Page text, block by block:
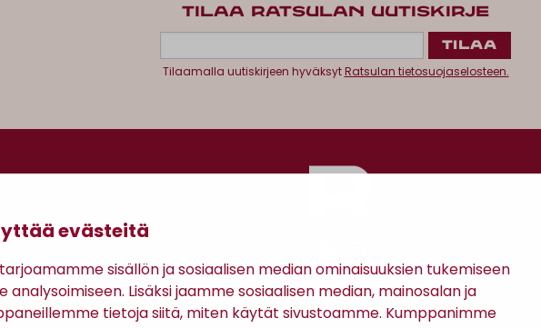
evästeitä
sisällön ja sosiaalisen median ominaisuuksien tukemiseen
Lisäksi jaamme sosiaalisen median, mainosalan ja
tietoja siitä, miten käytät sivustoamme. Kumppanimme
TILAA RATSULAN UUTISKIRJE
Tilaamalla uutiskirjeen hyväksytRatsulan tietosuojaselosteen.
Antinkatu 17, 28100 Pori